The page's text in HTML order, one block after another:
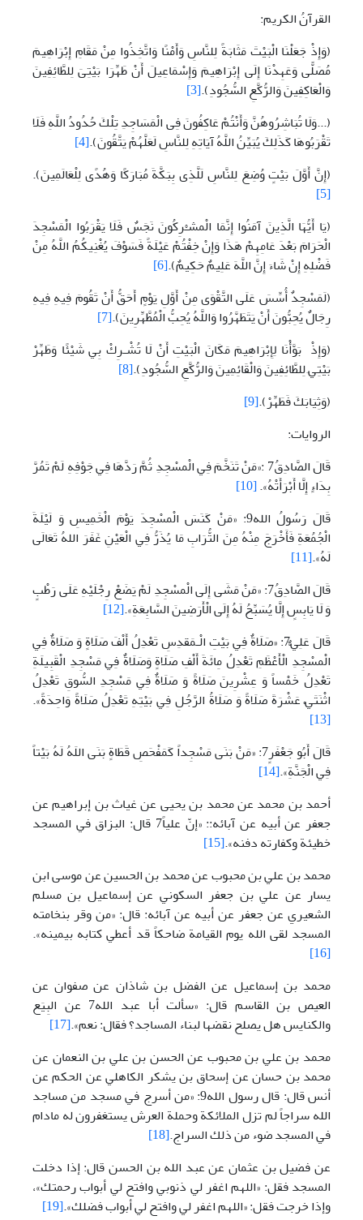
القرآنُ الكريم:
(وَإِذْ جَعَلْنَا الْبَيْتَ مَثَابَةً لِلنَّاسِ وَأَمْنًا وَاتَّخِذُوا مِنْ مَقَامِ إِبْرَاهِيمَ
مُصَلًّى وَعَهِدْنَا إِلَى إِبْرَاهِيمَ وَإِسْمَاعِيلَ أَنْ طَهِّرَا بَيْتِىَ لِلطَّائِفِينَ
وَالْعَاكِفِينَ وَالرُّكَّعِ السُّجُودِ).[3]
(...وَلَا تُبَاشِرُوهُنَّ وَأَنْتُمْ عَاكِفُونَ فِى الْمَسَاجِدِ تِلْكَ حُدُودُ اللَّهِ فَلَا
تَقْرَبُوهَا كَذَلِكَ يُبَيِّنُ اللَّهُ آَيَاتِهِ لِلنَّاسِ لَعَلَّهُمْ يَتَّقُونَ).[4]
(إِنَّ أَوَّلَ بَيْتٍ وُضِعَ لِلنَّاسِ لَلَّذِى بِبَكَّةَ مُبَارَكًا وَهُدًى لِلْعَالَمِينَ).
[5]
(يَا أَيُّهَا الَّذِينَ آمَنُوا إِنَّمَا الْمشـْرِكُونَ نَجَسٌ فَلَا يَقْرَبُوا الْمَسْجِدَ
الْحَرَامَ بَعْدَ عَامِهِمْ هَذَا وَإِنْ خِفْتُمْ عَيْلَةً فَسَوْفَ يُغْنِيكُمُ اللَّهُ مِنْ
فَضْلِهِ إِنْ شَاءَ إِنَّ اللَّهَ عَلِيمٌ حَكِيمٌ).[6]
(لَمَسْجِدٌ أُسِّسَ عَلَى التَّقْوَى مِنْ أَوَّلِ يَوْمٍ أَحَقُّ أَنْ تَقُومَ فِيهِ فِيهِ
رِجَالٌ يُحِبُّونَ أَنْ يَتَطَهَّرُوا وَاللَّهُ يُحِبُّ الْمُطَّهِّرِينَ).[7]
(وَإِذْ بَوَّأْنَا لِإِبْرَاهِيمَ مَكَانَ الْبَيْتِ أَنْ لَا تُشْـرِكْ بِي شَيْئًا وَطَهِّرْ
بَيْتِيَ لِلطَّائِفِينَ وَالْقَائِمِينَ وَالرُّكَّعِ السُّجُودِ).[8]
(وَثِيَابَكَ فَطَهِّرْ).[9]
الروايات:
قَالَ الصَّادِقُ7 :«مَنْ تَنَخَّمَ فِي الْمسْجِدِ ثُمَّ رَدَّهَا فِي جَوْفِهِ لَمْ تَمُرَّ
بِدَاءٍ إِلَّا أَبْرَأَتْهُ».[10]
قَالَ رَسُولُ الله9: «مَنْ كَنَسَ الْمسْجِدَ يَوْمَ الْخَمِيسِ وَ لَيْلَةَ
الْجُمُعَةِ فَأَخْرَجَ مِنْهُ مِنَ التُّرَابِ مَا يُذَرُّ فِي الْعَيْنِ غَفَرَ اللهُ تَعَالَى
لَهُ».[11]
قَالَ الصَّادِقُ7: «مَنْ مَشَى إِلَى الْمسْجِدِ لَمْ يَضَعْ رِجْلَيْهِ عَلَى رَطْبٍ
وَ لَا يَابِسٍ إِلَّا يُسَبِّحُ لَهُ إِلَى الْأَرَضِينَ السَّابِعَةِ».[12]
قَالَ عَلِيٌّ7: «صَلَاةٌ فِي بَيْتِ الْـمَقدِسِ تَعْدِلُ أَلْفَ صَلَاةٍ وَ صَلَاةٌ فِي
الْمسْجِدِ الْأَعْظَمِ تَعْدِلُ مِائَةَ أَلْفِ صَلَاةٍ وَصَلَاةٌ فِي مَسْجِدِ الْقَبِيلَةِ
تَعْدِلُ خَمْساً وَ عِشْرِينَ صَلَاةً وَ صَلَاةٌ فِي مَسْجِدِ السُّوقِ تَعْدِلُ
اثْنَتَيْ عَشْرَةَ صَلَاةً وَ صَلَاةُ الرَّجُلِ فِي بَيْتِهِ تَعْدِلُ صَلَاةً وَاحِدَةً».
[13]
قَالَ أَبُو جَعْفَرٍ7: «مَنْ بَنَى مَسْجِداً كَمَفْحَصِ قَطَاةٍ بَنَى اللَهُ لَهُ بَيْتاً
فِي الْجَنَّةِ».[14]
أحمد بن محمد عن محمد بن يحيى عن غياث بن إبراهيم عن
جعفر عن أبيه عن آبائه:: «إنّ علياً7 قال: البزاق في المسجد
خطيئة وكفارته دفنه».[15]
محمد بن علي بن محبوب عن محمد بن الحسين عن موسى ابن
يسار عن علي بن جعفر السكوني عن إسماعيل بن مسلم
الشعيري عن جعفر عن أبيه عن آبائه: قال: «من وقر بنخامته
المسجد لقى الله يوم القيامة ضاحكاً قد أعطي كتابه بيمينه».
[16]
محمد بن إسماعيل عن الفضل بن شاذان عن صفوان عن
العيص بن القاسم قال: «سألت أبا عبد الله7 عن البِيَع
والكنايس هل يصلح نقضها لبناء المساجد؟ فقال: نعم».[17]
محمد بن علي بن محبوب عن الحسن بن علي بن النعمان عن
محمد بن حسان عن إسحاق بن يشكر الكاهلي عن الحكم عن
أنس قال: قال رسول الله9: «من أسرج في مسجد من مساجد
الله سراجاً لم تزل الملائكة وحملة العرش يستغفرون له مادام
في المسجد ضوء من ذلك السراج.[18]
عن فضيل بن عثمان عن عبد الله بن الحسن قال: إذا دخلت
المسجد فقل: «اللهم اغفر لي ذنوبي وافتح لي أبواب رحمتك»،
وإذا خرجت فقل: «اللهم اغفر لي وافتح لي أبواب فضلك».[19]